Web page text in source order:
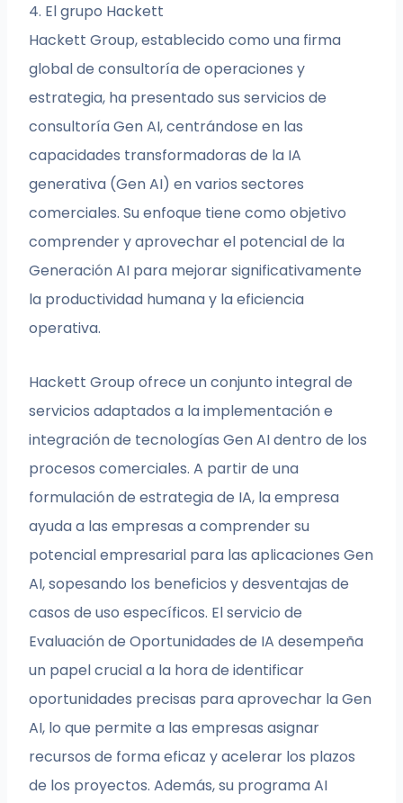
4. El grupo Hackett
Hackett Group, establecido como una firma
global de consultoría de operaciones y
estrategia, ha presentado sus servicios de
consultoría Gen AI, centrándose en las
capacidades transformadoras de la IA
generativa (Gen AI) en varios sectores
comerciales. Su enfoque tiene como objetivo
comprender y aprovechar el potencial de la
Generación AI para mejorar significativamente
la productividad humana y la eficiencia
operativa.
Hackett Group ofrece un conjunto integral de
servicios adaptados a la implementación e
integración de tecnologías Gen AI dentro de los
procesos comerciales. A partir de una
formulación de estrategia de IA, la empresa
ayuda a las empresas a comprender su
potencial empresarial para las aplicaciones Gen
AI, sopesando los beneficios y desventajas de
casos de uso específicos. El servicio de
Evaluación de Oportunidades de IA desempeña
un papel crucial a la hora de identificar
oportunidades precisas para aprovechar la Gen
AI, lo que permite a las empresas asignar
recursos de forma eficaz y acelerar los plazos
de los proyectos. Además, su programa AI